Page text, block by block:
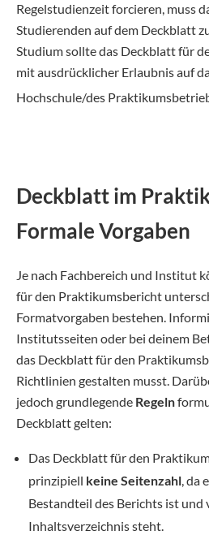
Regelstudienzeit forcieren, muss
Studierenden auf dem Deckblatt
Studium sollte das Deckblatt für
mit ausdrücklicher Erlaubnis auf
Hochschule/des
Deckblatt im
Formale Vorgaben
Je nach Fachbereich und Institut
für den Praktikumsbericht
Formatvorgaben bestehen.
Institutsseiten oder bei deinem
das Deckblatt für den
Richtlinien gestalten musst.
jedoch grundlegende Regeln
Deckblatt gelten:
Das Deckblatt für den
prinzipiell keine Seitenzahl, da
Bestandteil des Berichts ist und
Inhaltsverzeichnis steht.